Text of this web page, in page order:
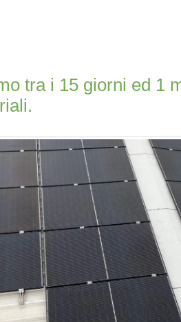
tra i 15 giorni ed 1